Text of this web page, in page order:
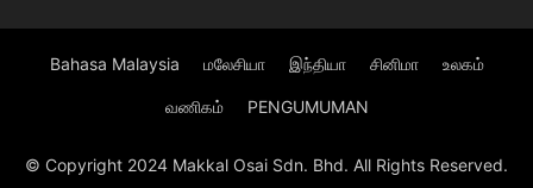
Bahasa Malaysia மலேசியா இந்தியா சினிமா உலகம்
வணிகம் PENGUMUMAN
© Copyright 2024 Makkal Osai Sdn. Bhd. All Rights Reserved.